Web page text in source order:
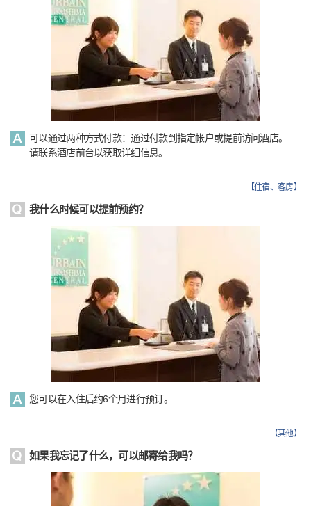
可以通过两种方式付款：通过付款到指定帐户或提前访问酒店。
请联系酒店前台以获取详细信息。
【住宿、客房】
我什么时候可以提前预约？
您可以在入住后约6个月进行预订。
【其他】
如果我忘记了什么，可以邮寄给我吗？